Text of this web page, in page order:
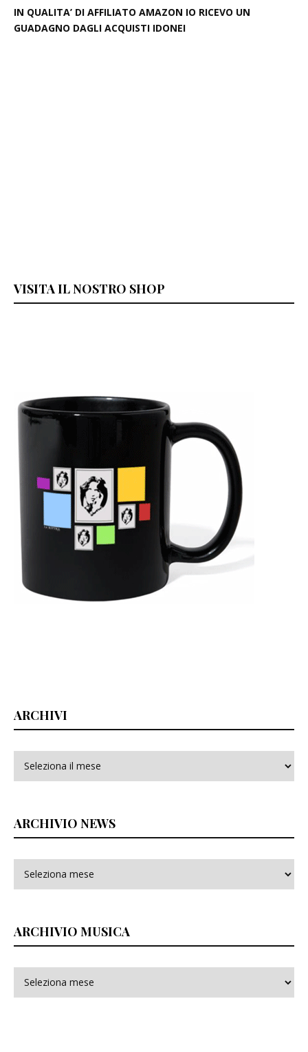
IN QUALITA’ DI AFFILIATO AMAZON IO RICEVO UN
GUADAGNO DAGLI ACQUISTI IDONEI
VISITA IL NOSTRO SHOP
ARCHIVI
ARCHIVIO NEWS
ARCHIVIO MUSICA